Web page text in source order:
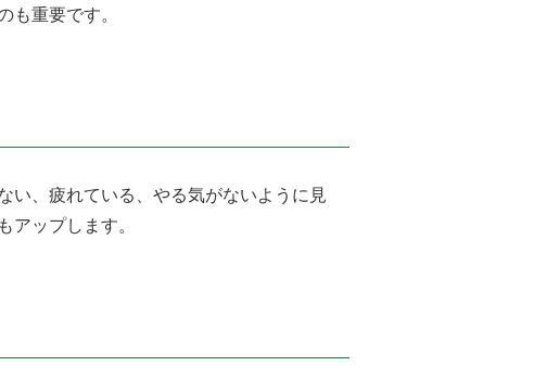
も重要です。
い、疲れている、やる気がないように見
アップします。